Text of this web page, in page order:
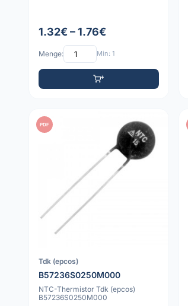
1.32€ – 1.76€
Menge: Min: 1
PDF
Tdk (epcos)
B57236S0250M000
NTC-Thermistor Tdk (epcos)
B57236S0250M000